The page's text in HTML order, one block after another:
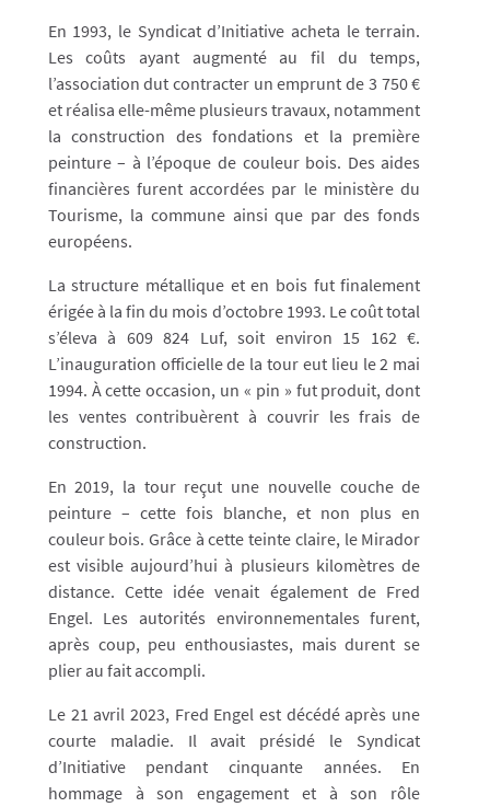
En 1993, le Syndicat d’Initiative acheta le terrain.
Les coûts ayant augmenté au fil du temps,
l’association dut contracter un emprunt de 3 750 €
et réalisa elle-même plusieurs travaux, notamment
la construction des fondations et la première
peinture – à l’époque de couleur bois. Des aides
financières furent accordées par le ministère du
Tourisme, la commune ainsi que par des fonds
européens.
La structure métallique et en bois fut finalement
érigée à la fin du mois d’octobre 1993. Le coût total
s’éleva à 609 824 Luf, soit environ 15 162 €.
L’inauguration officielle de la tour eut lieu le 2 mai
1994. À cette occasion, un « pin » fut produit, dont
les ventes contribuèrent à couvrir les frais de
construction.
En 2019, la tour reçut une nouvelle couche de
peinture – cette fois blanche, et non plus en
couleur bois. Grâce à cette teinte claire, le Mirador
est visible aujourd’hui à plusieurs kilomètres de
distance. Cette idée venait également de Fred
Engel. Les autorités environnementales furent,
après coup, peu enthousiastes, mais durent se
plier au fait accompli.
Le 21 avril 2023, Fred Engel est décédé après une
courte maladie. Il avait présidé le Syndicat
d’Initiative pendant cinquante années. En
hommage à son engagement et à son rôle